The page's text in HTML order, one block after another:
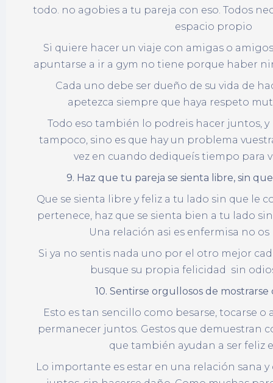
todo. no agobies a tu pareja con eso. Todos
espacio propio
Si quiere hacer un viaje con amigas o
apuntarse a ir a gym no tiene porque haber
Cada uno debe ser dueño de su vida de
apetezca siempre que haya respeto
Todo eso también lo podreis hacer juntos,
tampoco, sino es que hay un problema
vez en cuando dediqueís tiempo para
9. Haz que tu pareja se sienta libre, sin
Que se sienta libre y feliz a tu lado sin que le
pertenece, haz que se sienta bien a tu lado
Una relación asi es enfermisa no
Si ya no sentis nada uno por el otro mejor
busque su propia felicidad sin
10. Sentirse orgullosos de mostrarse
Esto es tan sencillo como besarse, tocarse o
permanecer juntos. Gestos que demuestran
que también ayudan a ser feliz
Lo importante es estar en una relación sana y